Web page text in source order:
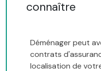
connaître
Déménager peut
contrats
localisation de